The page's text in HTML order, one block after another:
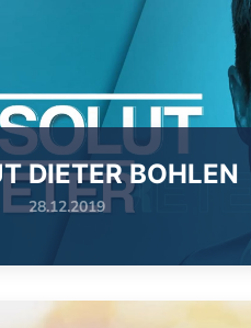
DIETER BOHLEN
28.12.2019